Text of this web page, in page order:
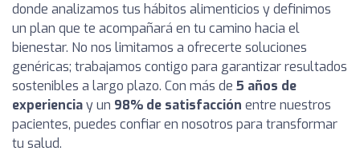
donde analizamos tus hábitos alimenticios y definimos
un plan que te acompañará en tu camino hacia el
bienestar. No nos limitamos a ofrecerte soluciones
genéricas; trabajamos contigo para garantizar resultados
sostenibles a largo plazo. Con más de 5 años de
experienciay un 98% de satisfacción entre nuestros
pacientes, puedes confiar en nosotros para transformar
tu salud.